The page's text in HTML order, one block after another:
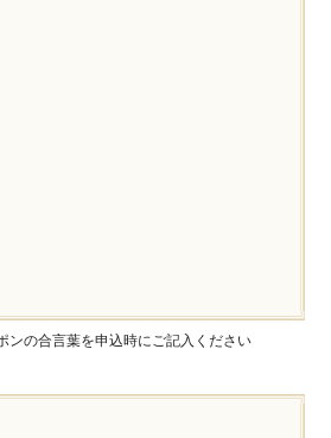
ンの合言葉を申込時にご記入ください